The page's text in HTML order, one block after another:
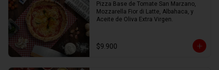
Pizza Base de Tomate San Marzano,
Mozzarella Fior di Latte, Albahaca, y
Aceite de Oliva Extra Virgen.
$9.900